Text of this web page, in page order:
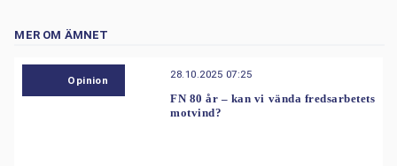
MER OM ÄMNET
Opinion 28.10.2025 07:25
FN 80 år – kan vi vända fredsarbetets
motvind?